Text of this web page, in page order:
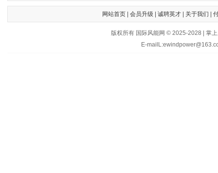
网站首页| 会员升级 诚聘英才| 关于我们
版权所有 国际风能网 © 2025-2028 | 掌
E-